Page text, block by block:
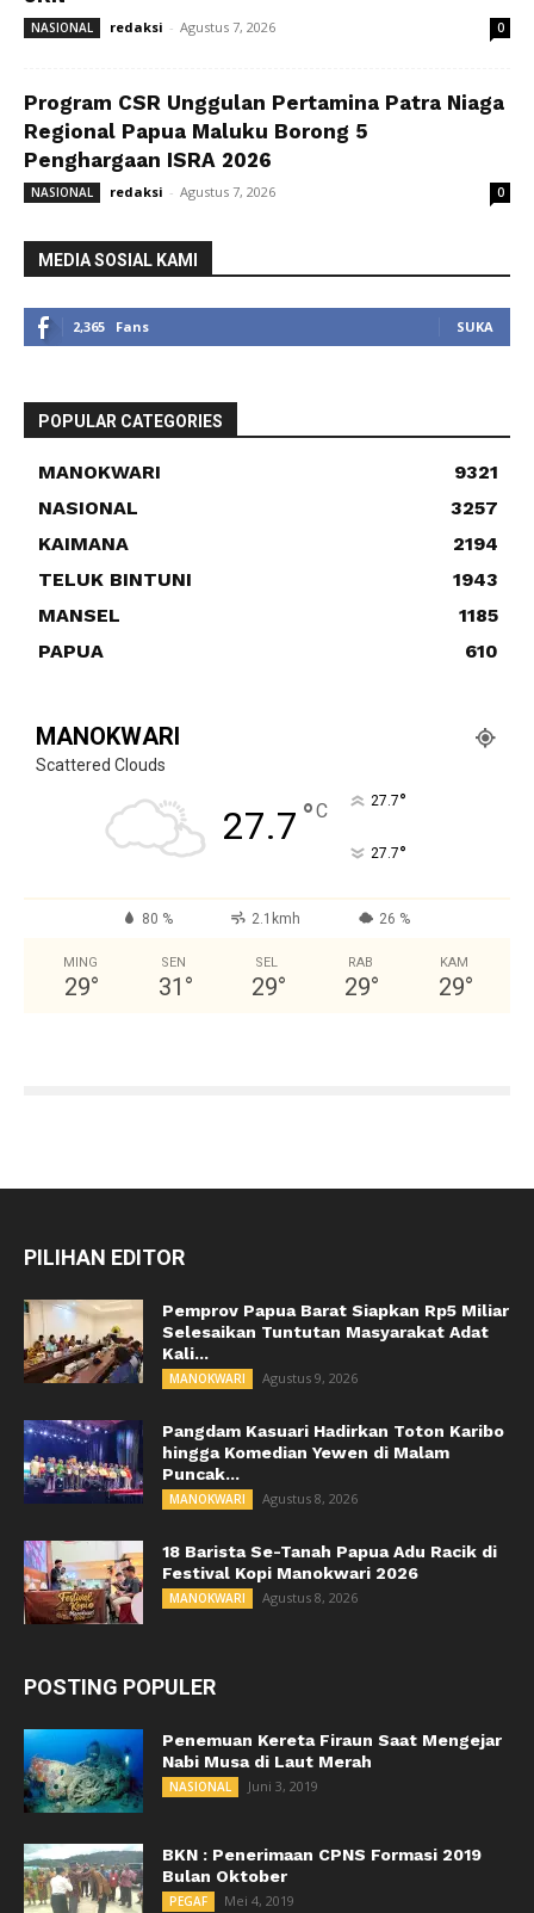
NASIONAL redaksi - Agustus 7, 2026 0
Program CSR Unggulan Pertamina Patra Niaga
Regional Papua Maluku Borong 5
Penghargaan ISRA 2026
NASIONAL redaksi - Agustus 7, 2026 0
MEDIA SOSIAL KAMI
2,365 Fans SUKA
POPULAR CATEGORIES
MANOKWARI
9321
NASIONAL
3257
KAIMANA
2194
TELUK BINTUNI
1943
MANSEL
1185
PAPUA
610
MANOKWARI
Scattered Clouds
27.7 °C 27.7°
27.7°
80 % 2.1kmh 26 %
MING
29°
SEN
31 °
SEL
29°
RAB
29°
KAM
29°
PILIHAN EDITOR
Pemprov Papua Barat Siapkan Rp5 Miliar
Selesaikan Tuntutan Masyarakat Adat
Kali...
MANOKWARI Agustus 9, 2026
Pangdam Kasuari Hadirkan Toton Karibo
hingga Komedian Yewen di Malam
Puncak...
MANOKWARI Agustus 8, 2026
18 Barista Se-Tanah Papua Adu Racik di
Festival Kopi Manokwari 2026
MANOKWARI Agustus 8, 2026
POSTING POPULER
Penemuan Kereta Firaun Saat Mengejar
Nabi Musa di Laut Merah
NASIONAL Juni 3, 2019
BKN : Penerimaan CPNS Formasi 2019
Bulan Oktober
PEGAF Mei 4, 2019